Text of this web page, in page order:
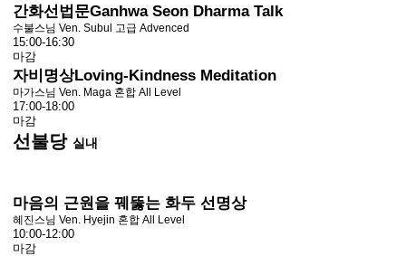
간화선법문Ganhwa Seon Dharma Talk
수불스님 Ven. Subul 고급 Advenced
15:00-16:30
마감
자비명상Loving-Kindness Meditation
마가스님 Ven. Maga 혼합 All Level
17:00-18:00
마감
선불당 실내
마음의 근원을 꿰뚫는 화두 선명상
혜진스님 Ven. Hyejin 혼합 All Level
10:00-12:00
마감